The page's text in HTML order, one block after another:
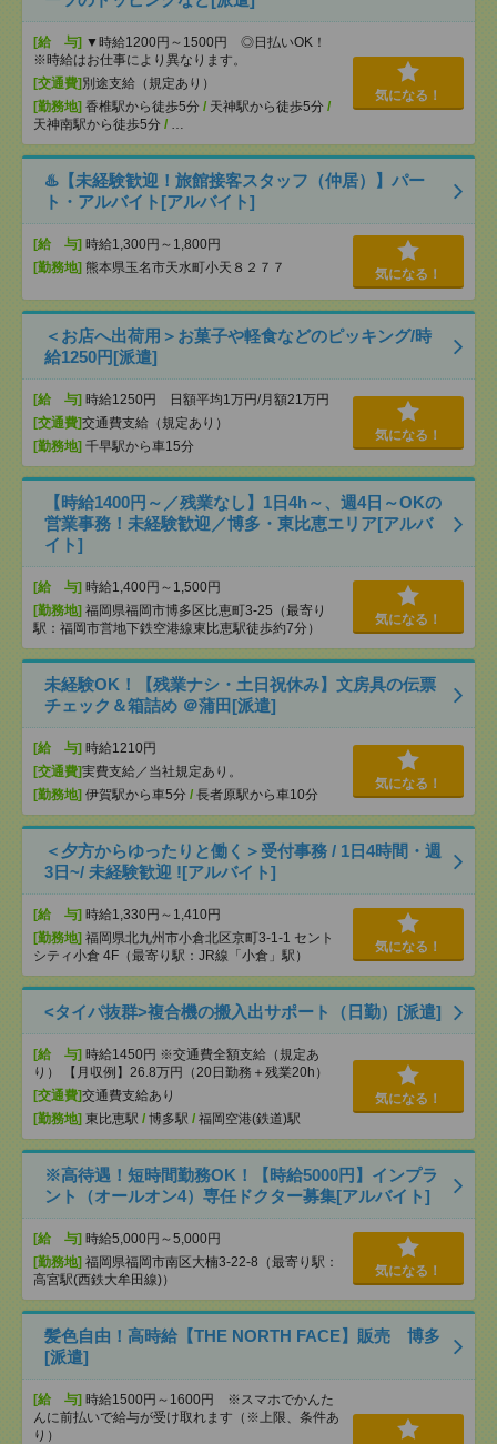
[給 与] ▼時給1200円～1500円 ◎日払いOK！
※時給はお仕事により異なります。
[交通費] 別途支給（規定あり）
[勤務地] 香椎駅から徒歩5分 / 天神駅から徒歩5分 /
天神南駅から徒歩5分 / …
気になる！
♨️【未経験歓迎！旅館接客スタッフ（仲居）】パー
ト・アルバイト[アルバイト]
[給 与] 時給1,300円～1,800円
[勤務地] 熊本県玉名市天水町小天８２７７ 気になる！
＜お店へ出荷用＞お菓子や軽食などのピッキング/時
給1250円[派遣]
[給 与] 時給1250円 日額平均1万円/月額21万円
[交通費]交通費支給（規定あり）
[勤務地] 千早駅から車15分
気になる！
【時給1400円～／残業なし】1日4h～、週4日～OKの
営業事務！未経験歓迎／博多・東比恵エリア[アルバ
イト]
[給 与] 時給1,400円～1,500円
[勤務地] 福岡県福岡市博多区比恵町3-25（最寄り
駅：福岡市営地下鉄空港線東比恵駅徒歩約7分）
気になる！
未経験OK！【残業ナシ・土日祝休み】文房具の伝票
チェック＆箱詰め ＠蒲田[派遣]
[給 与] 時給1210円
[交通費]実費支給／当社規定あり。
[勤務地] 伊賀駅から車5分 / 長者原駅から車10分
気になる！
＜夕方からゆったりと働く＞受付事務 / 1日4時間・週
3日~/ 未経験歓迎 ![アルバイト]
[給 与] 時給1,330円～1,410円
[勤務地] 福岡県北九州市小倉北区京町3-1-1 セント
シティ小倉 4F（最寄り駅：JR線「小倉」駅）
気になる！
<タイパ抜群>複合機の搬入出サポート（日勤）[派遣]
[給 与] 時給1450円 ※交通費全額支給（規定あ
り） 【月収例】26.8万円（20日勤務＋残業20h）
[交通費]交通費支給あり
[勤務地] 東比恵駅 / 博多駅 / 福岡空港(鉄道)駅
気になる！
※高待遇！短時間勤務OK！【時給5000円】インプラ
ント（オールオン4）専任ドクター募集[アルバイト]
[給 与] 時給5,000円～5,000円
[勤務地] 福岡県福岡市南区大楠3-22-8（最寄り駅：
高宮駅(西鉄大牟田線)）
気になる！
髪色自由！高時給【THE NORTH FACE】販売 博多
[派遣]
[給 与] 時給1500円～1600円 ※スマホでかんた
んに前払いで給与が受け取れます（※上限、条件あ
り）